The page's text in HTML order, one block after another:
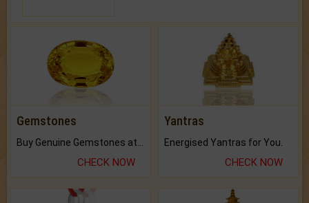
Gemstones
CHECK NOW
Yantras
Energised Yantras for You.
CHECK NOW